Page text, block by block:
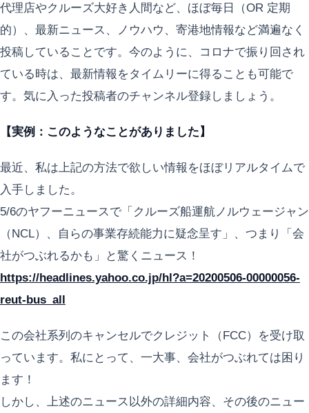
代理店やクルーズ大好き人間など、ほぼ毎日（OR 定期
的）、最新ニュース、ノウハウ、寄港地情報など満遍なく
投稿していることです。今のように、コロナで振り回され
ている時は、最新情報をタイムリーに得ることも可能で
す。気に入った投稿者のチャンネル登録しましょう。
【実例：このようなことがありました】
最近、私は上記の方法で欲しい情報をほぼリアルタイムで
入手しました。
5/6のヤフーニュースで「クルーズ船運航ノルウェージャン
（NCL）、自らの事業存続能力に疑念呈す」、つまり「会
社がつぶれるかも」と驚くニュース！
https://headlines.yahoo.co.jp/hl?a=20200506-00000056-
reut-bus_all
この会社系列のキャンセルでクレジット（FCC）を受け取
っています。私にとって、一大事、会社がつぶれては困り
ます！
しかし、上述のニュース以外の詳細内容、その後のニュー